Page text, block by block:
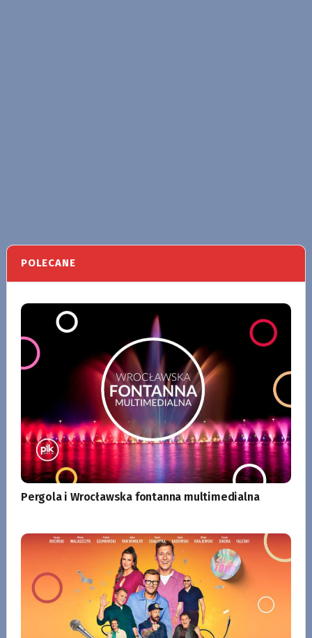
POLECANE
Pergola i Wrocławska fontanna multimedialna